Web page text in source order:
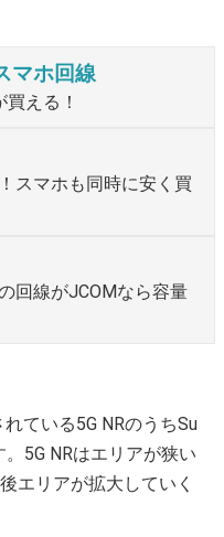
マホ回線
える！
スマホも同時に安く買
回線がJCOMなら容量
ている5G NRのうちSu
5G NRはエリアが狭い
エリアが拡大していく